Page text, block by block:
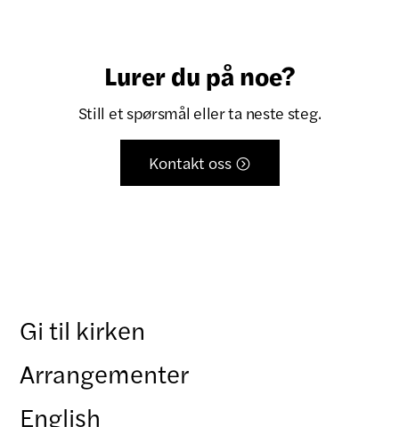
Lurer du på noe?
Still et spørsmål eller ta neste steg.
Kontakt oss 
Gi til kirken
Arrangementer
English